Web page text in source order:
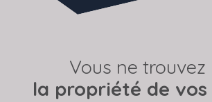
Vous ne trouvez
la propriété de vos